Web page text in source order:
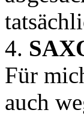
4.
Für
auch